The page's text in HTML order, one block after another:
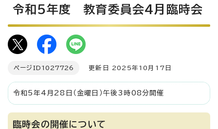
令和5年度 教育委員会4月臨時会
ページID 1027726 更新日 2025年10月17日
令和5年4月28日（金曜日）午後3時08分開催
臨時会の開催について